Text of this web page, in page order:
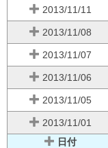
2013/11/11
2013/11/08
2013/11/07
2013/11/06
2013/11/05
2013/11/01
日付